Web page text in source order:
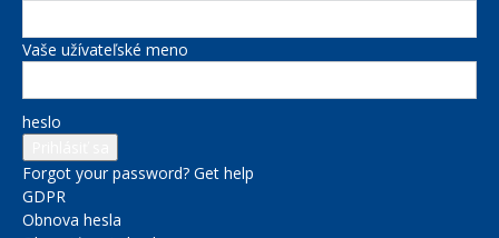
Vaše užívateľské meno
heslo
Forgot your password? Get help
GDPR
Obnova hesla